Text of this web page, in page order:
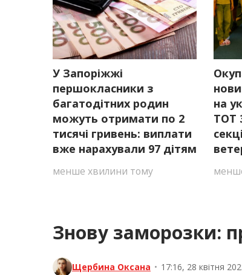
У Запоріжжі
першокласники з
багатодітних родин
можуть отримати по 2
тисячі гривень: виплати
вже нарахували 97 дітям
менше хвилини тому
на
ТОТ
Знову заморозки:
Щербина Оксана • 17:16, 28 квітня